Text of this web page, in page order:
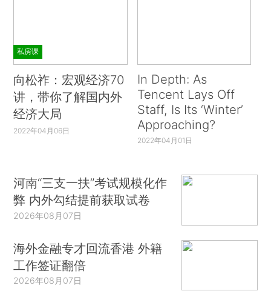
私房课
向松祚：宏观经济70
讲，带你了解国内外
经济大局
2022年04月06日
In Depth: As
Tencent Lays Off
Staff, Is Its ‘Winter’
Approaching?
2022年04月01日
河南“三支一扶”考试规模化作
弊 内外勾结提前获取试卷
2026年08月07日
海外金融专才回流香港 外籍
工作签证翻倍
2026年08月07日